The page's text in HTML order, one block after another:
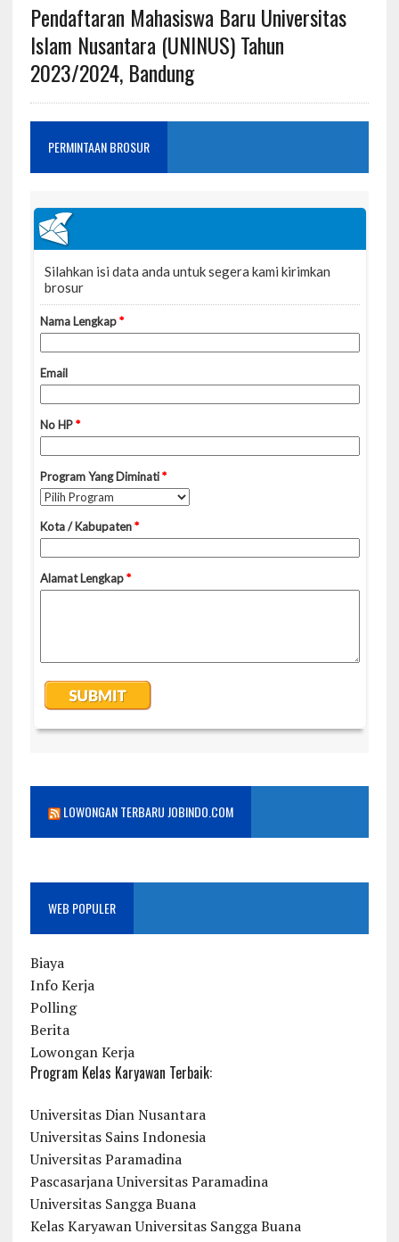
Pendaftaran Mahasiswa Baru Universitas
Islam Nusantara (UNINUS) Tahun
2023/2024, Bandung
PERMINTAAN BROSUR
LOWONGAN TERBARU JOBINDO.COM
WEB POPULER
Biaya
Info Kerja
Polling
Berita
Lowongan Kerja
Program Kelas Karyawan Terbaik:
Universitas Dian Nusantara
Universitas Sains Indonesia
Universitas Paramadina
Pascasarjana Universitas Paramadina
Universitas Sangga Buana
Kelas Karyawan Universitas Sangga Buana